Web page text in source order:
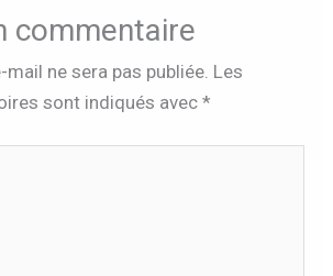
commentaire
ne sera pas publiée. Les
sont indiqués avec*